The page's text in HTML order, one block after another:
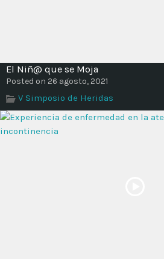
El Niñ@ que se Moja
Posted on 26 agosto, 2021
V Simposio de Heridas